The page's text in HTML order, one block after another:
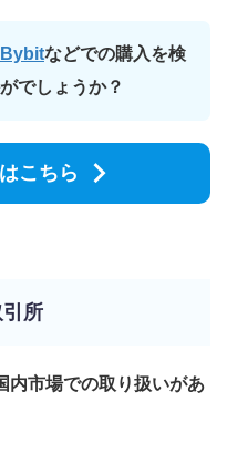
Bybitなどでの購入を検
でしょうか？
こちら
所
内市場での取り扱いがあ